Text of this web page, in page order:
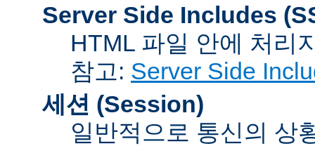
Server Side Includes
HTML 파일 안에 처리
참고: Server Side
세션 (Session)
일반적으로 통신의 상